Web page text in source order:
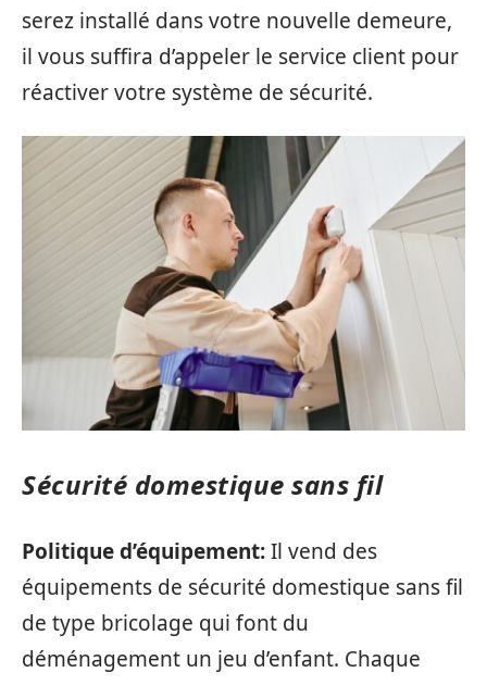
serez installé dans votre nouvelle demeure,
il vous suffira d’appeler le service client pour
réactiver votre système de sécurité.
Sécurité domestique sans fil
Politique d’équipement:Il vend des
équipements de sécurité domestique sans fil
de type bricolage qui font du
déménagement un jeu d’enfant. Chaque